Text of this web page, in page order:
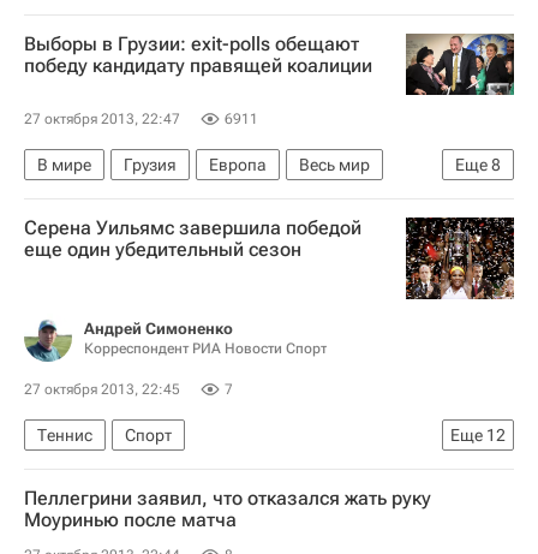
Выборы в Грузии: exit-polls обещают
победу кандидату правящей коалиции
27 октября 2013, 22:47 6911
Еще8
В мире Грузия Европа
Весь мир
Нино Бурджанадзе
Михаил Саакашвили
Бидзина Иванишвили
Единое национальное движение
Выборы президента Грузии
Серена Уильямс завершила победой
еще один убедительный сезон
Андрей Симоненко
Корреспондент РИА Новости Спорт
27 октября 2013, 22:45 7
Еще 12
Теннис
Спорт
Мультимедийный спортивный пакет
Итоговый турнир года Женской теннисной ассоциации (WTA)-2013
Итоговый турнир WTA
Пеллегрини заявил, что отказался жать руку
Моуринью после матча